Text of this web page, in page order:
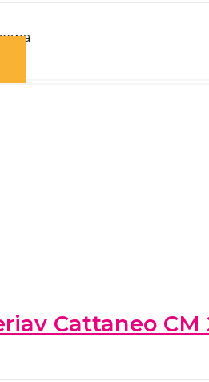
Cattaneo CM